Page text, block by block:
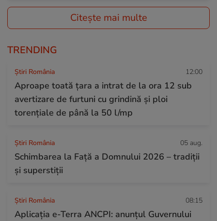
Citește mai multe
TRENDING
Știri România 12:00
Aproape toată țara a intrat de la ora 12 sub
avertizare de furtuni cu grindină și ploi
torențiale de până la 50 l/mp
Știri România 05 aug.
Schimbarea la Față a Domnului 2026 – tradiții
și superstiții
Știri România 08:15
Aplicația e-Terra ANCPI: anunțul Guvernului